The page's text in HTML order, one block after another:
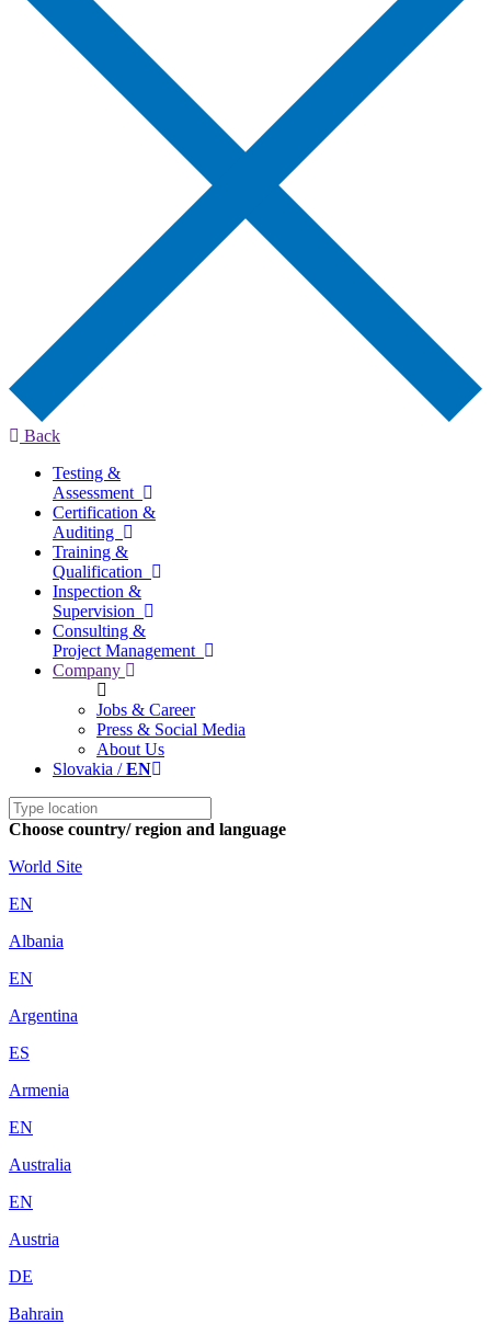
Back
Testing &
Assessment
Certification &
Auditing
Training &
Qualification
Inspection &
Supervision
Consulting &
Project Management
Company
Jobs & Career
Press & Social Media
About Us
Slovakia /EN
Choose country/ region and language
World Site
EN
Albania
EN
Argentina
ES
Armenia
EN
Australia
EN
Austria
DE
Bahrain